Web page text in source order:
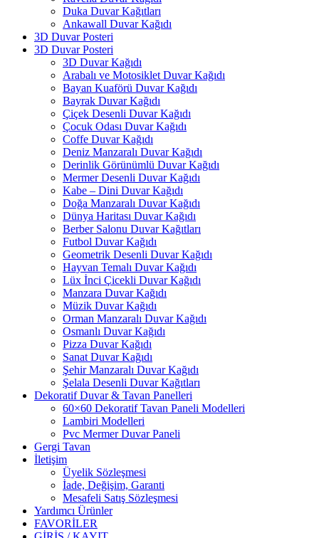
Duka Duvar Kağıtları
Ankawall Duvar Kağıdı
3D Duvar Posteri
3D Duvar Posteri
3D Duvar Kağıdı
Arabalı ve Motosiklet Duvar Kağıdı
Bayan Kuaförü Duvar Kağıdı
Bayrak Duvar Kağıdı
Çiçek Desenli Duvar Kağıdı
Çocuk Odası Duvar Kağıdı
Coffe Duvar Kağıdı
Deniz Manzaralı Duvar Kağıdı
Derinlik Görünümlü Duvar Kağıdı
Mermer Desenli Duvar Kağıdı
Kabe – Dini Duvar Kağıdı
Doğa Manzaralı Duvar Kağıdı
Dünya Haritası Duvar Kağıdı
Berber Salonu Duvar Kağıtları
Futbol Duvar Kağıdı
Geometrik Desenli Duvar Kağıdı
Hayvan Temalı Duvar Kağıdı
Lüx İnci Çicekli Duvar Kağıdı
Manzara Duvar Kağıdı
Müzik Duvar Kağıdı
Orman Manzaralı Duvar Kağıdı
Osmanlı Duvar Kağıdı
Pizza Duvar Kağıdı
Sanat Duvar Kağıdı
Şehir Manzaralı Duvar Kağıdı
Şelala Desenli Duvar Kağıtları
Dekoratif Duvar & Tavan Panelleri
60×60 Dekoratif Tavan Paneli Modelleri
Lambiri Modelleri
Pvc Mermer Duvar Paneli
Gergi Tavan
İletişim
Üyelik Sözleşmesi
İade, Değişim, Garanti
Mesafeli Satış Sözleşmesi
Yardımcı Ürünler
FAVORİLER